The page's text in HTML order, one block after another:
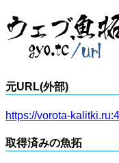
元URL(外部)
https://vorota-
取得済みの魚拓